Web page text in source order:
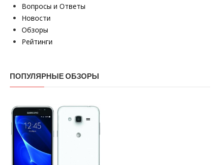
Вопросы и Ответы
Новости
Обзоры
Рейтинги
ПОПУЛЯРНЫЕ ОБЗОРЫ